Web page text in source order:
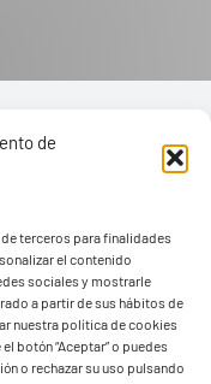
de
terceros para finalidades
el contenido
sociales y mostrarle
a partir de sus hábitos de
nuestra política de cookies
botón “Aceptar” o puedes
o rechazar su uso pulsando